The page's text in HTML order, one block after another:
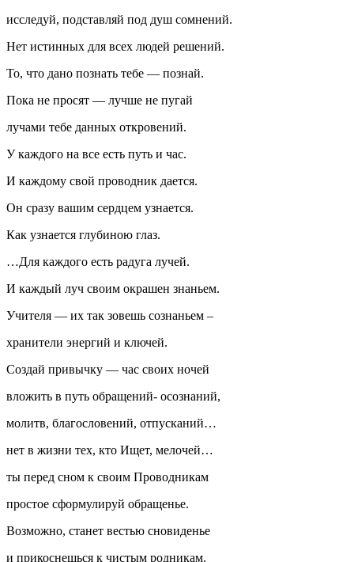
исследуй, подставляй под душ сомнений.
Нет истинных для всех людей решений.
То, что дано познать тебе — познай.
Пока не просят — лучше не пугай
лучами тебе данных откровений.
У каждого на все есть путь и час.
И каждому свой проводник дается.
Он сразу вашим сердцем узнается.
Как узнается глубиною глаз.
…Для каждого есть радуга лучей.
И каждый луч своим окрашен знаньем.
Учителя — их так зовешь сознаньем –
хранители энергий и ключей.
Создай привычку — час своих ночей
вложить в путь обращений- осознаний,
молитв, благословений, отпусканий…
нет в жизни тех, кто Ищет, мелочей…
ты перед сном к своим Проводникам
простое сформулируй обращенье.
Возможно, станет вестью сновиденье
и прикоснешься к чистым родникам.